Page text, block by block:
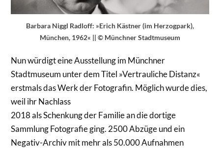
Barbara Niggl Radloff: »Erich Kästner (im Herzogpark),
München, 1962« || © Münchner Stadtmuseum
Nun würdigt eine Ausstellung im Münchner
Stadtmuseum unter dem Titel »Vertrauliche Distanz«
erstmals das Werk der Fotografin. Möglich wurde dies,
weil ihr Nachlass
2018 als Schenkung der Familie an die dortige
Sammlung Fotografie ging. 2500 Abzüge und ein
Negativ-Archiv mit mehr als 50.000 Aufnahmen